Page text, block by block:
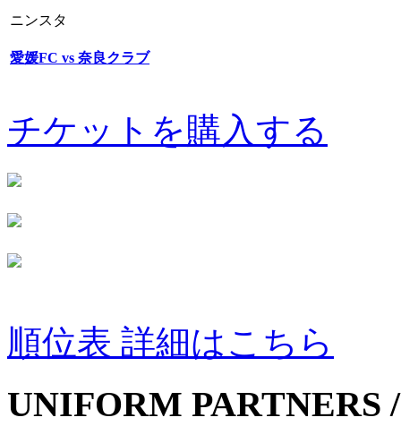
ニンスタ
愛媛FC vs 奈良クラブ
チケットを購入する
順位表 詳細はこちら
UNIFORM PARTNERS